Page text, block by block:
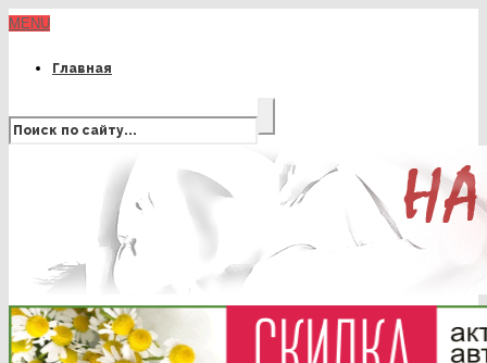
MENU
Главная